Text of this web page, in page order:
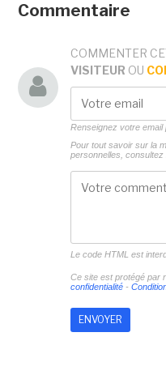
Commentaire
COMMENTER
VISITEUR OU
Renseignez votre
Pour tout savoir sur la
personnelles, consultez
Le code HTML est
Ce site est protégé par
confidentialité-